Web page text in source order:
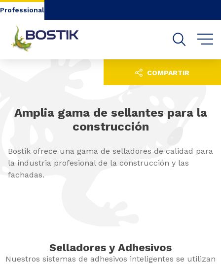
Go to content
Professional
Amplia gama de sellantes para la
construcción
Bostik ofrece una gama de selladores de calidad para
la industria profesional de la construcción y las
fachadas.
COMPARTIR
Selladores y Adhesivos
Nuestros sistemas de adhesivos inteligentes se utilizan